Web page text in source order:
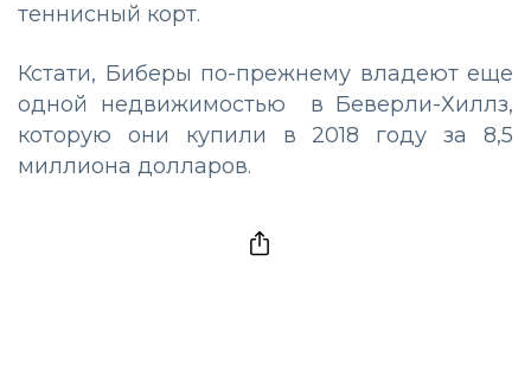
теннисный корт.
Кстати, Биберы по-прежнему владеют еще
одной недвижимостью в Беверли-Хиллз,
которую они купили в 2018 году за 8,5
миллиона долларов.